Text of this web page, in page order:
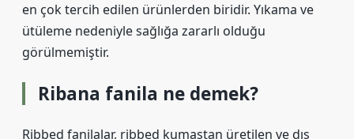
en çok tercih edilen ürünlerden biridir. Yıkama ve
ütüleme nedeniyle sağlığa zararlı olduğu
görülmemiştir.
Ribana fanila ne demek?
Ribbed fanilalar, ribbed kumaştan üretilen ve dış